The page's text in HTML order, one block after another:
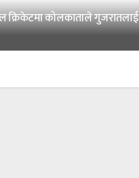
क्रिकेटमा कोलकाताले गुजरातलाई